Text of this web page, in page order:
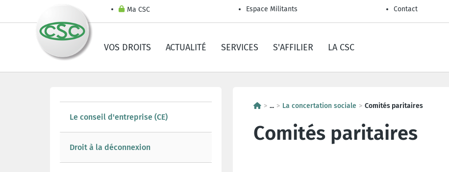
Ma CSC Espace Militants Contact
VOS DROITS ACTUALITÉ SERVICES S'AFFILIER LA CSC
Le conseil d'entreprise (CE)
Droit à la déconnexion
... La concertation sociale Comités paritaires
Comités paritaires